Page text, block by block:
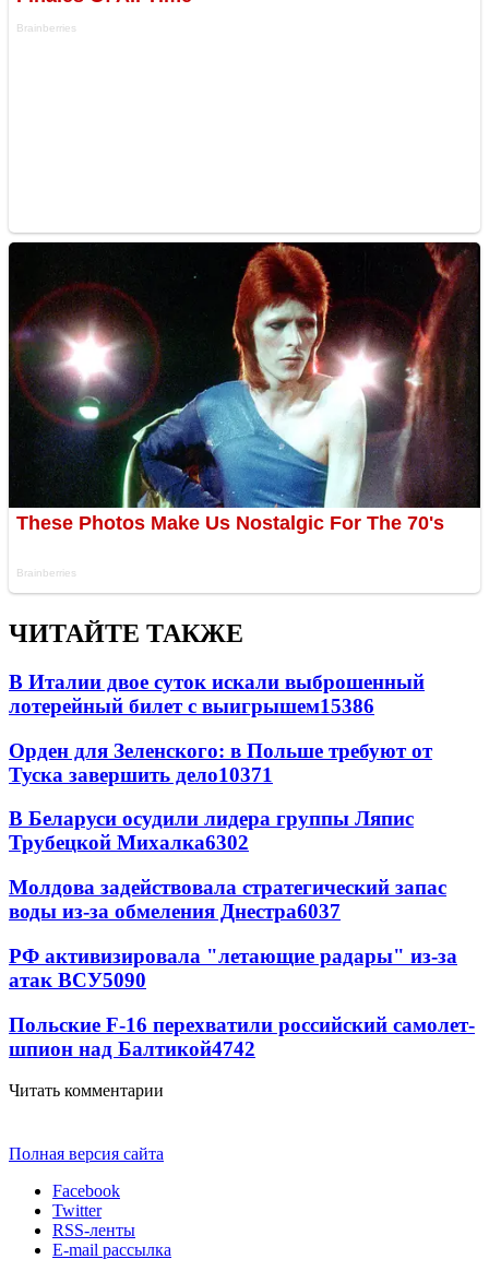
ЧИТАЙТЕ ТАКЖЕ
В Италии двое суток искали выброшенный
лотерейный билет с выигрышем15386
Орден для Зеленского: в Польше требуют от
Туска завершить дело10371
В Беларуси осудили лидера группы Ляпис
Трубецкой Михалка6302
Молдова задействовала стратегический запас
воды из-за обмеления Днестра6037
РФ активизировала "летающие радары" из-за
атак ВСУ5090
Польские F-16 перехватили российский самолет-
шпион над Балтикой4742
Читать комментарии
Полная версия сайта
Facebook
Twitter
RSS-ленты
E-mail рассылка